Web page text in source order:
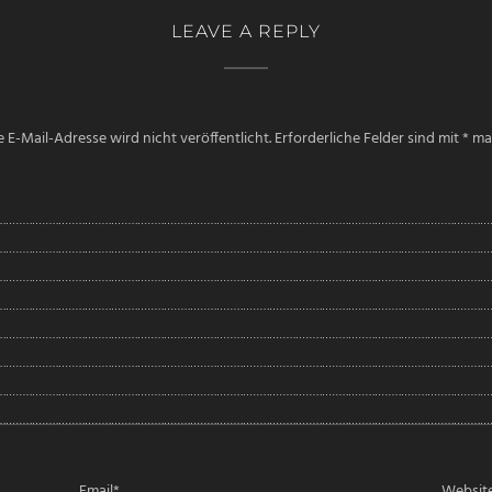
LEAVE A REPLY
E-Mail-Adresse wird nicht veröffentlicht.Erforderliche Felder sind mit*